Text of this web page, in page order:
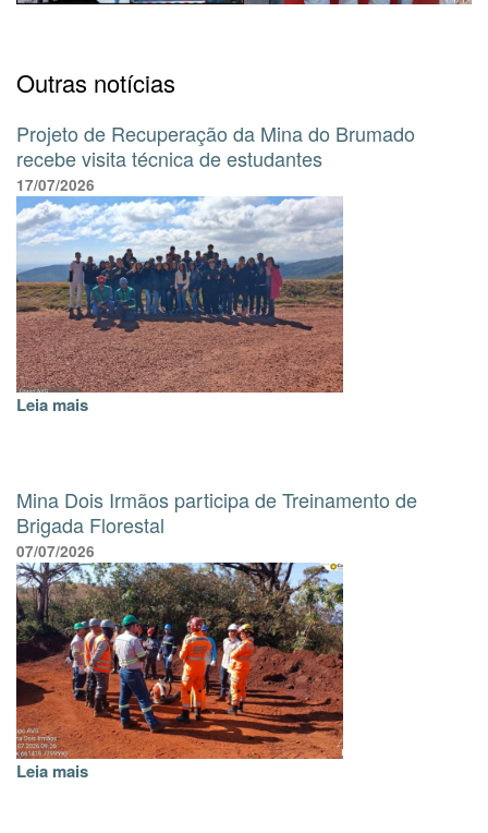
Outras notícias
Projeto de Recuperação da Mina do Brumado
recebe visita técnica de estudantes
17/07/2026
Leia mais
Mina Dois Irmãos participa de Treinamento de
Brigada Florestal
07/07/2026
Leia mais